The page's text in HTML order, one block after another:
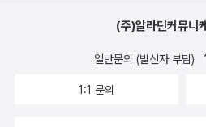
(주)알라딘커뮤니
일반문의 (발신자 부담)
1:1 문의